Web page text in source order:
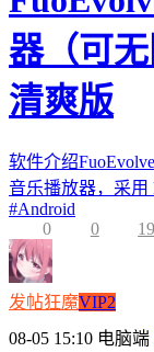
器（可
清爽版
软件介绍
音乐播放器，采用
#Android
0
0 19
发帖狂魔VIP2
08-05 15:10 电脑端